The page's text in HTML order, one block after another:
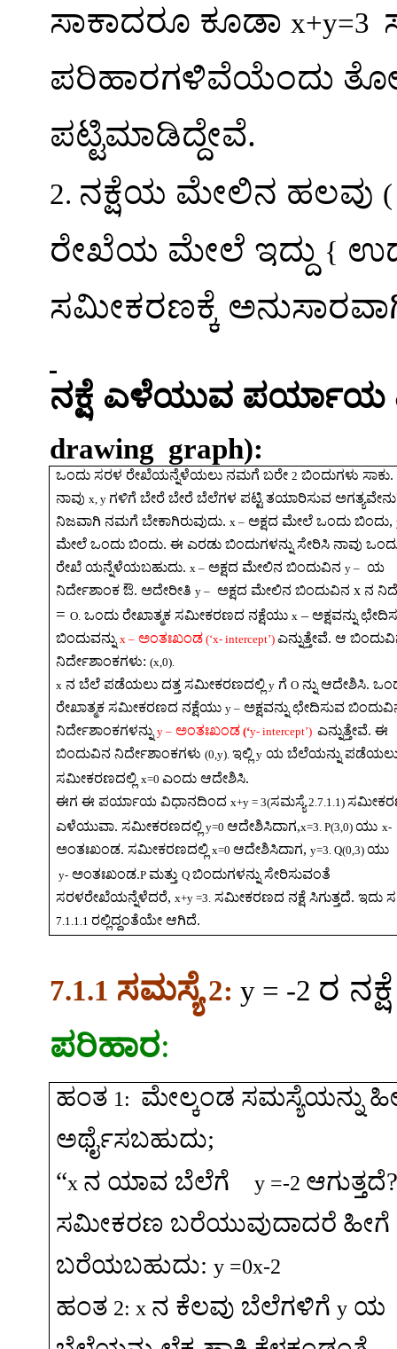
ಸಾಕಾದರೂ ಕೂಡಾ x+y=3
ಪರಿಹಾರಗಳಿವೆಯೆಂದು
ಪಟ್ಟಿಮಾಡಿದ್ದೇವೆ.
2. ನಕ್ಷೆಯ ಮೇಲಿನ ಹಲವು
ರೇಖೆಯ ಮೇಲೆ ಇದ್ದು {
ಸಮೀಕರಣಕ್ಕೆ
ನಕ್ಷೆ ಎಳೆಯುವ ಪರ್ಯಾಯ
drawing graph):
ಒಂದು ಸರಳ ರೇಖೆಯನ್ನೆಳೆಯಲು ನಮಗೆ ಬರೇ 2 ಬಿಂದುಗಳು ಸಾಕು.
ನಾವು x, y ಗಳಿಗೆ ಬೇರೆ ಬೇರೆ ಬೆಲೆಗಳ ಪಟ್ಟಿ ತಯಾರಿಸುವ ಅಗತ್ಯವೇನು
ನಿಜವಾಗಿ ನಮಗೆ ಬೇಕಾಗಿರುವುದು.x – ಅಕ್ಷದ ಮೇಲೆ ಒಂದು ಬಿಂದು,
ಮೇಲೆ ಒಂದು ಬಿಂದು.ಈ ಎರಡು ಬಿಂದುಗಳನ್ನು ಸೇರಿಸಿ ನಾವು
ರೇಖೆ ಯನ್ನೆಳೆಯಬಹುದು.x – ಅಕ್ಷದ ಮೇಲಿನ ಬಿಂದುವಿನ y – ಯ
ನಿರ್ದೇಶಾಂಕ ಔ.ಅದೇರೀತಿ y – ಅಕ್ಷದ ಮೇಲಿನ ಬಿಂದುವಿನ xನ
=O. ಒಂದು ರೇಖಾತ್ಮಕ ಸಮೀಕರಣದ ನಕ್ಷೆಯು x –ಅಕ್ಷವನ್ನು
ಬಿಂದುವನ್ನು x – ಅಂತಃಖಂಡ (‘x- intercept’) ಎನ್ನುತ್ತೇವೆ.ಆ
ನಿರ್ದೇಶಾಂಕಗಳು:(x,0).
x ನ ಬೆಲೆ ಪಡೆಯಲು ದತ್ತ ಸಮೀಕರಣದಲ್ಲಿ y ಗೆ O ನ್ನು ಆದೇಶಿಸಿ.
ರೇಖಾತ್ಮಕ ಸಮೀಕರಣದ ನಕ್ಷೆಯು y – ಅಕ್ಷವನ್ನು ಛೇದಿಸುವ
ನಿರ್ದೇಶಾಂಕಗಳನ್ನು y – ಅಂತಃಖಂಡ (‘y- intercept’) ಎನ್ನುತ್ತೇವೆ.ಈ
ಬಿಂದುವಿನ ನಿರ್ದೇಶಾಂಕಗಳು (0,y).ಇಲ್ಲಿ y ಯ ಬೆಲೆಯನ್ನು
ಸಮೀಕರಣದಲ್ಲಿ x=0ಎಂದು ಆದೇಶಿಸಿ.
ಈಗ ಈ ಪರ್ಯಾಯ ವಿಧಾನದಿಂದ x+y = 3(ಸಮಸ್ಯೆ 2.7.1.1)
ಎಳೆಯುವಾ.ಸಮೀಕರಣದಲ್ಲಿ y=0ಆದೇಶಿಸಿದಾಗ,x=3.P(3,0)ಯು x-
ಅಂತಃಖಂಡ.ಸಮೀಕರಣದಲ್ಲಿ x=0ಆದೇಶಿಸಿದಾಗ,y=3. Q(0,3)ಯು
y- ಅಂತಃಖಂಡ.Pಮತ್ತು Qಬಿಂದುಗಳನ್ನು ಸೇರಿಸುವಂತೆ
ಸರಳರೇಖೆಯನ್ನೆಳೆದರೆ,x+y =3. ಸಮೀಕರಣದ ನಕ್ಷೆ ಸಿಗುತ್ತದೆ.ಇದು
7.1.1.1 ರಲ್ಲಿದ್ದಂತೆಯೇ ಆಗಿದೆ.
7.1.1 ಸಮಸ್ಯೆ 2: y = -2 ರ ನಕ್ಷ
ಪರಿಹಾರ:
ಹಂತ 1: ಮೇಲ್ಕಂಡ ಸಮಸ್ಯೆಯನ್ನು
ಅರ್ಥೈಸಬಹುದು;
“x ನ ಯಾವ ಬೆಲೆಗೆ y =-2 ಆಗುತ್ತದೆ
ಸಮೀಕರಣ ಬರೆಯುವುದಾದರೆ ಹೀಗೆ
ಬರೆಯಬಹುದು:y =0x-2
ಹಂತ 2: x ನ ಕೆಲವು ಬೆಲೆಗಳಿಗೆ y ಯ